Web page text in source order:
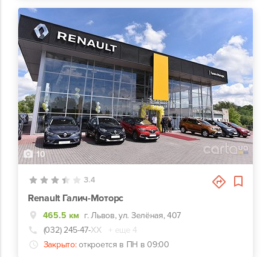
10
3.4
Renault Галич-Моторс
465.5 км г. Львов, ул. Зелёная, 407
(032) 245-47-ХХ
+ еще 4
Закрыто: откроется в ПН в 09:00